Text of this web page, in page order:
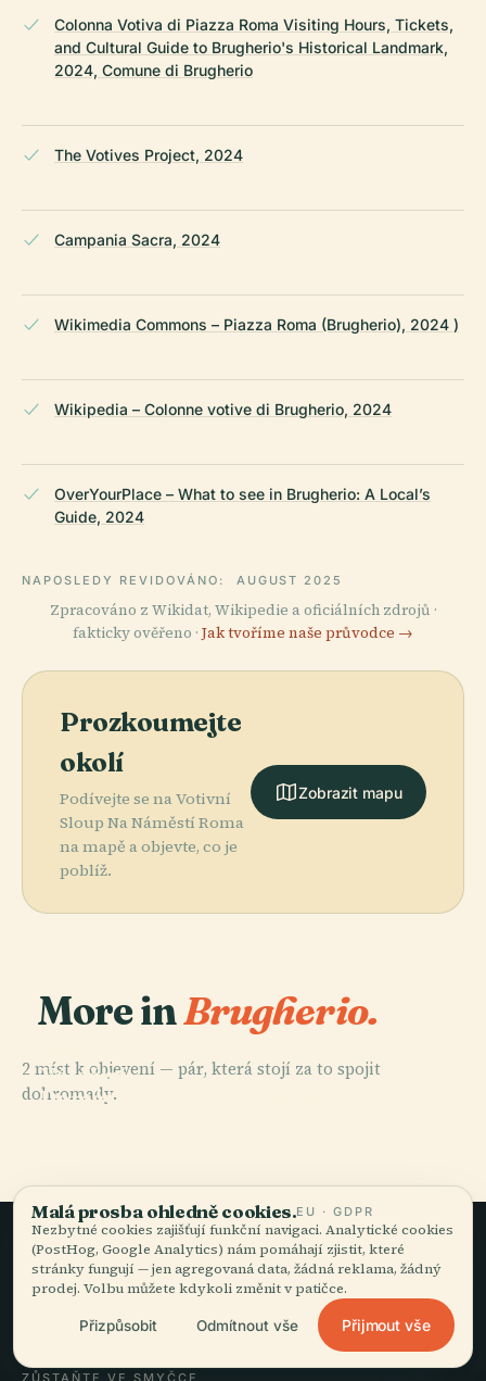
Colonna Votiva di Piazza Roma Visiting Hours, Tickets,
and Cultural Guide to Brugherio's Historical Landmark,
2024, Comune di Brugherio
The Votives Project, 2024
Campania Sacra, 2024
Wikimedia Commons – Piazza Roma (Brugherio), 2024 )
Wikipedia – Colonne votive di Brugherio, 2024
OverYourPlace – What to see in Brugherio: A Local’s
Guide, 2024
NAPOSLEDY REVIDOVÁNO: AUGUST 2025
Zpracováno z Wikidat, Wikipedie a oficiálních zdrojů ·
fakticky ověřeno · Jak tvoříme naše průvodce →
Prozkoumejte
okolí
Podívejte se na Votivní
Sloup Na Náměstí Roma
na mapě a objevte, co je
poblíž.
Zobrazit mapu
More inBrugherio.
2 míst k objevení — pár, která stojí za to spojit
dohromady.
Válečný
Památník V
Pomalé cestování,
dobře vyprávěné.
Malá prosba ohledně cookies.EU · GDPR
Nezbytné cookies zajišťují funkční navigaci. Analytické cookies
(PostHog, Google Analytics) nám pomáhají zjistit, které
stránky fungují — jen agregovaná data, žádná reklama, žádný
prodej. Volbu můžete kdykoli změnit v patičce.
Přizpůsobit Odmítnout vše Přijmout vše